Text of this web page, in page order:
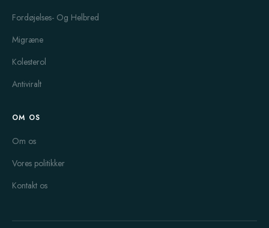
Fordøjelses- Og Helbred
Migræne
Kolesterol
Antiviralt
OM OS
Om os
Vores politikker
Kontakt os